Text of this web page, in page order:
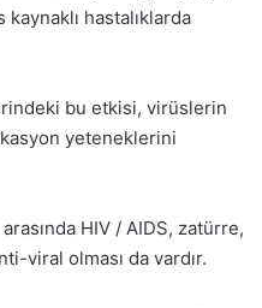
hastalıklarda
bu etkisi, virüslerin
yeteneklerini
HIV / AIDS, zatürre,
viral olması da vardır.